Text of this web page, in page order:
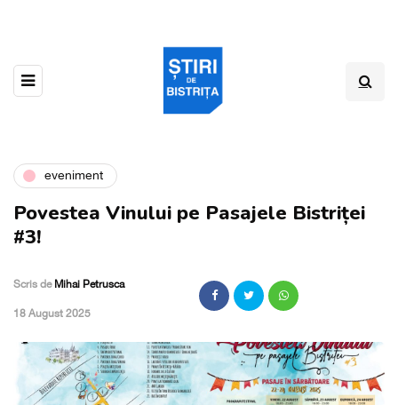
eveniment
Povestea Vinului pe Pasajele Bistriței
#3!
Scris de Mihai Petrusca
,18 August 2025